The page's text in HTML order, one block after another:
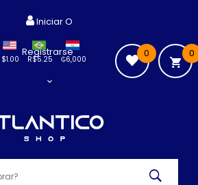
$1.00 ₲6,000
R$5.25
Iniciar O
Registrarse 0
0